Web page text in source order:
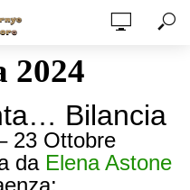
2024
Bilancia
23 Ottobre
da Elena Astone